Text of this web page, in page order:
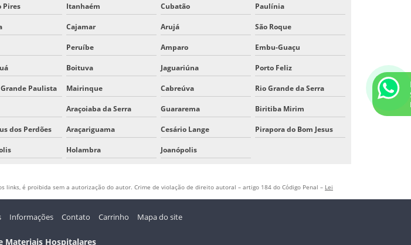
Pires Itanhaém Cubatão Paulínia
Cajamar Arujá São Roque
Peruíbe Amparo Embu-Guaçu
Boituva Jaguariúna Porto Feliz
Paulista Mairinque Cabreúva Rio Grande da Serra
Araçoiaba da Serra Guararema Biritiba Mirim
dos Perdões Araçariguama Cesário Lange Pirapora do Bom Jesus
Holambra Joanópolis
é proibida sem a autorização do autor. Crime de violação de direito autoral – artigo 184 do Código Penal – Lei
Informações Contato Carrinho Mapa do site
Materiais Hospitalares